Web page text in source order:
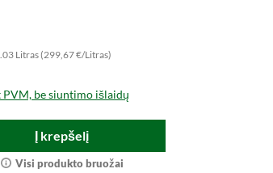
Litras (299,67 €/Litras)
PVM, be siuntimo išlaidų
Į krepšelį
Visi produkto bruožai